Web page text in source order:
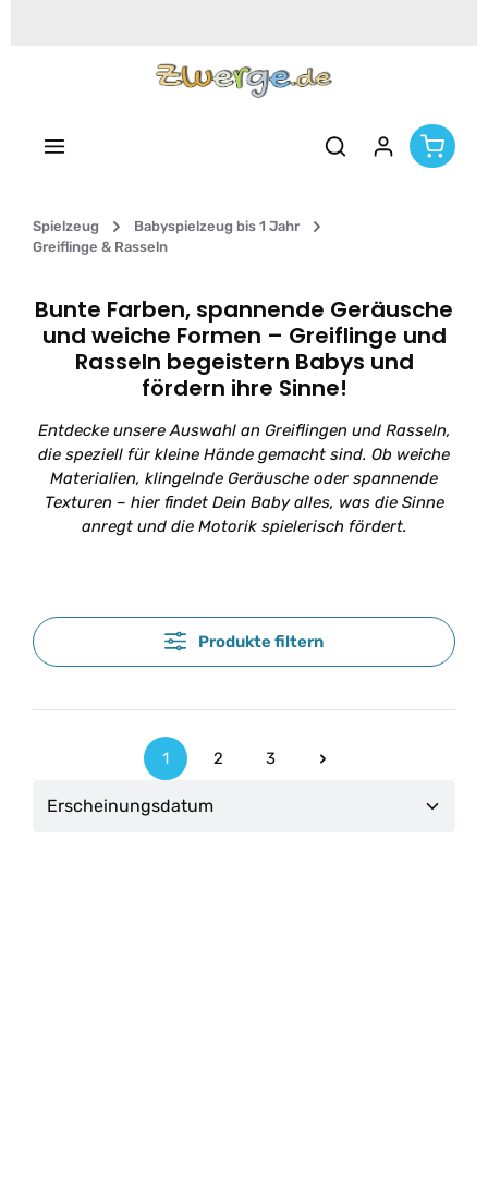
Spielzeug
Babyspielzeug bis 1 Jahr
Greiflinge & Rasseln
Bunte Farben, spannende Geräusche
und weiche Formen – Greiflinge und
Rasseln begeistern Babys und
fördern ihre Sinne!
Entdecke unsere Auswahl an Greiflingen und Rasseln,
die speziell für kleine Hände gemacht sind. Ob weiche
Materialien, klingelnde Geräusche oder spannende
Texturen – hier findet Dein Baby alles, was die Sinne
anregt und die Motorik spielerisch fördert.
Produkte filtern
Seite
1
Seite
2
Seite
3